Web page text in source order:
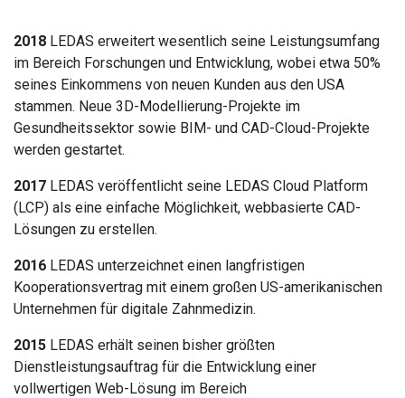
2018 LEDAS erweitert wesentlich seine Leistungsumfang
im Bereich Forschungen und Entwicklung, wobei etwa 50%
seines Einkommens von neuen Kunden aus den USA
stammen. Neue 3D-Modellierung-Projekte im
Gesundheitssektor sowie BIM- und CAD-Cloud-Projekte
werden gestartet.
2017 LEDAS veröffentlicht seine LEDAS Cloud Platform
(LCP) als eine einfache Möglichkeit, webbasierte CAD-
Lösungen zu erstellen.
2016 LEDAS unterzeichnet einen langfristigen
Kooperationsvertrag mit einem großen US-amerikanischen
Unternehmen für digitale Zahnmedizin.
2015 LEDAS erhält seinen bisher größten
Dienstleistungsauftrag für die Entwicklung einer
vollwertigen Web-Lösung im Bereich